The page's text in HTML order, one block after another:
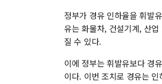
정부가 경유 인하율을 휘발
유는 화물차, 건설기계, 산
질 수 있다.
이에 정부는 휘발유보다 경
이다. 이번 조치로 경유는